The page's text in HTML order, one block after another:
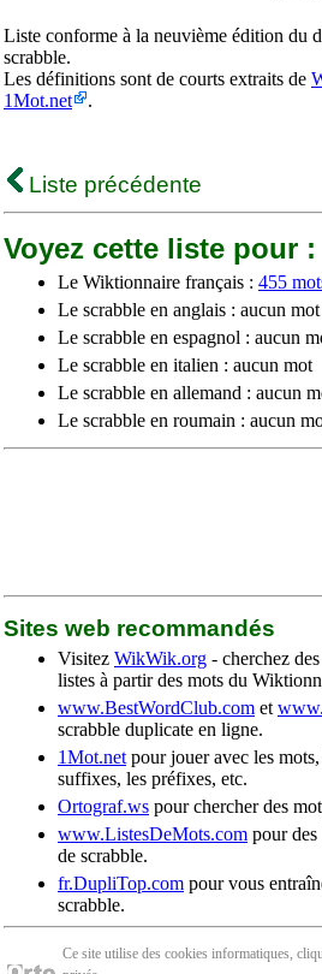
Liste conforme à la neuvième édition du
scrabble.
Les définitions sont de courts extraits de
1Mot.net
.
Liste précédente
Voyez cette liste pour :
Le Wiktionnaire français : 455
Le scrabble en anglais : aucun mot
Le scrabble en espagnol : aucun
Le scrabble en italien : aucun mot
Le scrabble en allemand : aucun
Le scrabble en roumain : aucun
Sites web recommandés
Visitez WikWik.org - cherchez
listes à partir des mots du
www.BestWordClub.com et
scrabble duplicate en ligne.
1Mot.net pour jouer avec les
suffixes, les préfixes, etc.
Ortograf.ws pour chercher des
www.ListesDeMots.com pour des
de scrabble.
fr.DupliTop.com pour vous
scrabble.
Ce site utilise des cookies informatiques,